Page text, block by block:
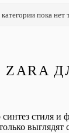
пока
ZARA
стиля и